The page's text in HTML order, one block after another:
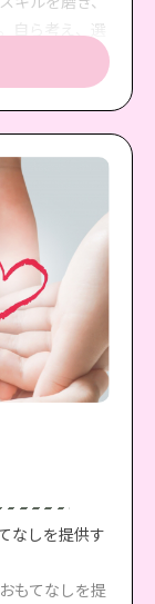
自ら考え、選
創りだす自立
。
なしを提供す
もてなしを提